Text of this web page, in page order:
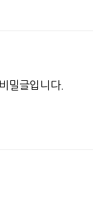
비밀글입니다.